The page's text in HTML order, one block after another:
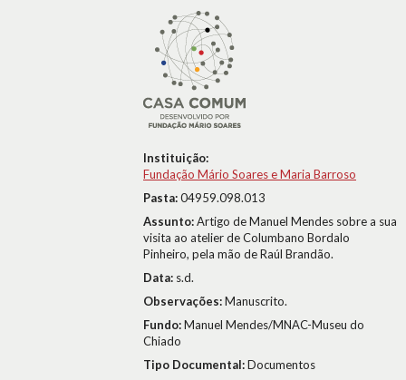
Instituição:
Fundação Mário Soares e Maria Barroso
Pasta:04959.098.013
Assunto:Artigo de Manuel Mendes sobre a sua
visita ao atelier de Columbano Bordalo
Pinheiro, pela mão de Raúl Brandão.
Data: s.d.
Observações:Manuscrito.
Fundo:Manuel Mendes/MNAC-Museu do
Chiado
Tipo Documental:Documentos